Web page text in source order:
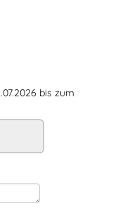
bis zum